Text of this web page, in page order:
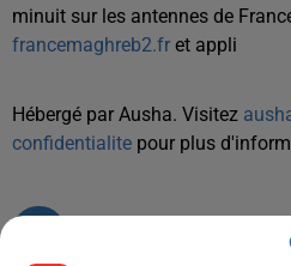
minuit sur les antennes de
francemaghreb2.fr et appli
Hébergé par Ausha. Visitez
confidentialite pour plus